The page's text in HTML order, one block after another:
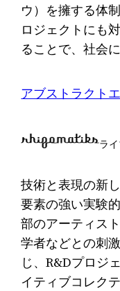
ウ）を擁する体
ロジェクトにも
ることで、社会
アブストラクト
ラ
技術と表現の新
要素の強い実験
部のアーティス
学者などとの刺
じ、R&Dプロジ
イティブコレクテ